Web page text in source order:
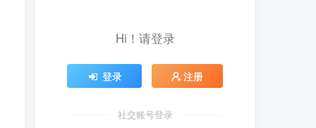
Hi！请登录
登录 注册
社交账号登录